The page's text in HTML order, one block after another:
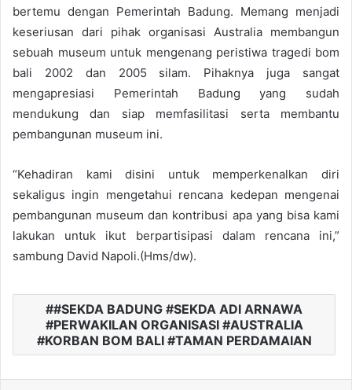
bertemu dengan Pemerintah Badung. Memang menjadi
keseriusan dari pihak organisasi Australia membangun
sebuah museum untuk mengenang peristiwa tragedi bom
bali 2002 dan 2005 silam. Pihaknya juga sangat
mengapresiasi Pemerintah Badung yang sudah
mendukung dan siap memfasilitasi serta membantu
pembangunan museum ini.
“Kehadiran kami disini untuk memperkenalkan diri
sekaligus ingin mengetahui rencana kedepan mengenai
pembangunan museum dan kontribusi apa yang bisa kami
lakukan untuk ikut berpartisipasi dalam rencana ini,”
sambung David Napoli.(Hms/dw).
#SEKDA BADUNG #SEKDA ADI ARNAWA
#PERWAKILAN ORGANISASI #AUSTRALIA
#KORBAN BOM BALI #TAMAN PERDAMAIAN